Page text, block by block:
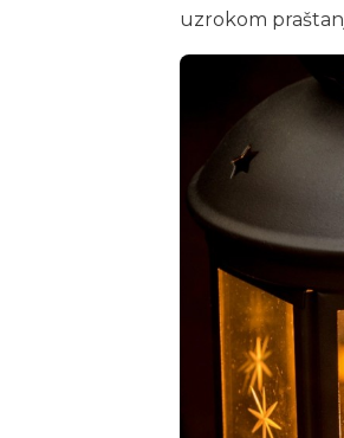
uzrokom